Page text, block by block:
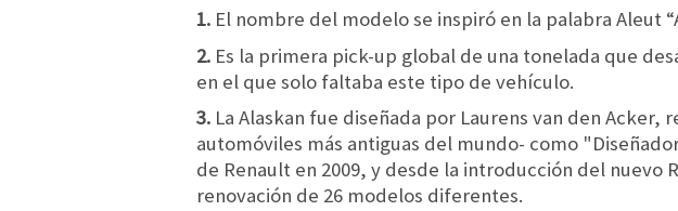
1. El nombre del modelo se inspiró en la palabra Aleut
2. Es la primera pick-up global de una tonelada que
en el que solo faltaba este tipo de vehículo.
3. La Alaskan fue diseñada por Laurens van den
automóviles más antiguas del mundo- como
de Renault en 2009, y desde la introducción del nuevo
renovación de 26 modelos diferentes.